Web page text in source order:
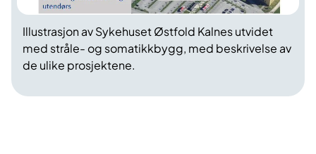
Illustrasjon av Sykehuset Østfold Kalnes utvidet
med stråle- og somatikkbygg, med beskrivelse av
de ulike prosjektene.